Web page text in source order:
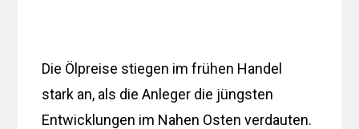
Die Ölpreise stiegen im frühen Handel
stark an, als die Anleger die jüngsten
Entwicklungen im Nahen Osten verdauten.